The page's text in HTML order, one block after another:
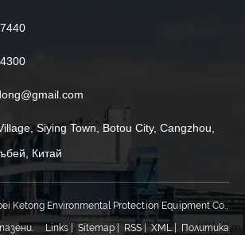
Siying Town, Botou City, Cangzhou,
Китай
Ketong Environmental Protection Equipment Co.,
Links| Sitemap| RSS|XML|
Политика